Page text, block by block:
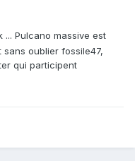
... Pulcano massive est
sans oublier fossile47,
qui participent